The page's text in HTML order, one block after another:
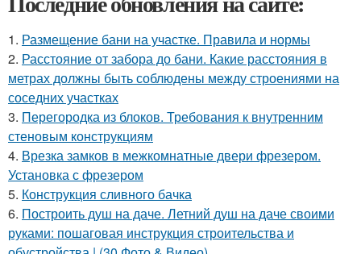
1. Размещение бани на участке. Правила и нормы
2. Расстояние от забора до бани. Какие расстояния в
метрах должны быть соблюдены между строениями на
соседних участках
3. Перегородка из блоков. Требования к внутренним
стеновым конструкциям
4. Врезка замков в межкомнатные двери фрезером.
Установка с фрезером
5. Конструкция сливного бачка
6. Построить душ на даче. Летний душ на даче своими
руками: пошаговая инструкция строительства и